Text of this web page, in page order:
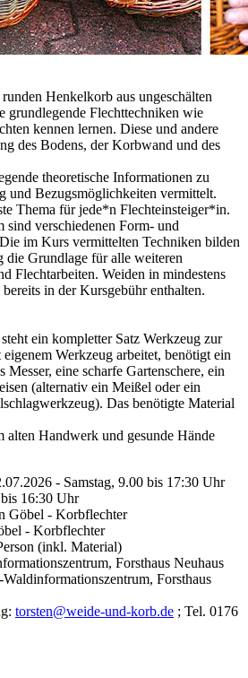
Henkelkorb aus ungeschälten
grundlegende Flechttechniken wie
kennen lernen. Diese und andere
des Bodens, der Korbwand und des
theoretische Informationen zu
und Bezugsmöglichkeiten vermittelt.
Thema für jede*n Flechteinsteiger*in.
verschiedenen Form- und
im Kurs vermittelten Techniken bilden
die Grundlage für alle weiteren
Flechtarbeiten. Weiden in mindestens
in der Kursgebühr enthalten.
ein kompletter Satz Werkzeug zur
Werkzeug arbeitet, benötigt ein
Messer, eine scharfe Gartenschere, ein
(alternativ ein Meißel oder ein
Das benötigte Material
alten Handwerk und gesunde Hände
- Samstag, 9.00 bis 17:30 Uhr
16:30 Uhr
Göbel - Korbflechter
- Korbflechter
(inkl. Material)
Forsthaus Neuhaus
Forsthaus
torsten@weide-und-korb.de ; Tel. 0176